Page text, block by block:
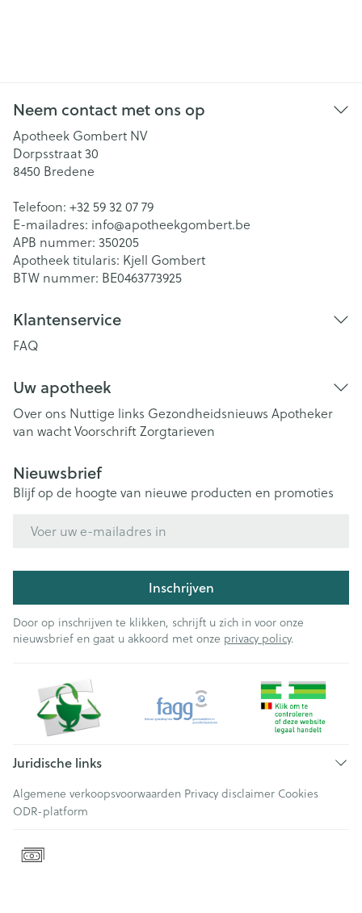
Neem contact met ons op
Apotheek Gombert NV
Dorpsstraat 30
8450 Bredene
Telefoon: +32 59 32 07 79
E-mailadres: info@apotheekgombert.be
APB nummer: 350205
Apotheek titularis: Kjell Gombert
BTW nummer: BE0463773925
Klantenservice
FAQ
Uw apotheek
Over ons Nuttige links Gezondheidsnieuws Apotheker
van wachtVoorschriftZorgtarieven
Nieuwsbrief
Blijf op de hoogte van nieuwe producten en promoties
Inschrijven
Door op inschrijven te klikken, schrijft u zich in voor onze
nieuwsbrief en gaat u akkoord met onze privacy policy.
Juridische links
Algemene verkoopsvoorwaarden Privacy disclaimer Cookies
ODR-platform